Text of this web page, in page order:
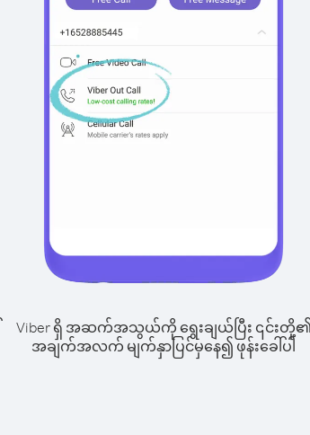
Viber ရှိ အဆက်အသွယ်ကို ရွေးချယ်ပြီး ၎င်းတို့၏
အချက်အလက် မျက်နှာပြင်မှနေ၍ ဖုန်းခေါ်ပါ